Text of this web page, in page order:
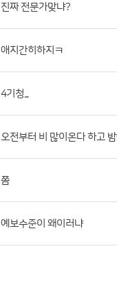
진짜 전문가맞냐?
애지간히하지ㅋ
4기청...
오전부터 비 많이온다 하고
쫌
예보수준이 왜이러냐